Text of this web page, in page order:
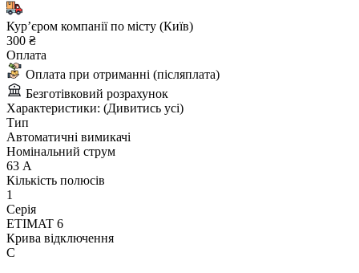
Курʼєром компанії по місту (Київ)
300 ₴
Оплата
Оплата при отриманні (післяплата)
Безготівковий розрахунок
Характеристики: (Дивитись усі)
Тип
Автоматичні вимикачі
Номінальний струм
63 А
Кількість полюсів
1
Серія
ETIMAT 6
Крива відключення
C